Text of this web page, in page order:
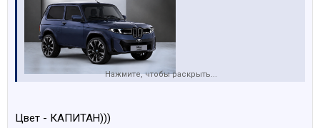
Нажмите, чтобы раскрыть...
Цвет - КАПИТАН)))